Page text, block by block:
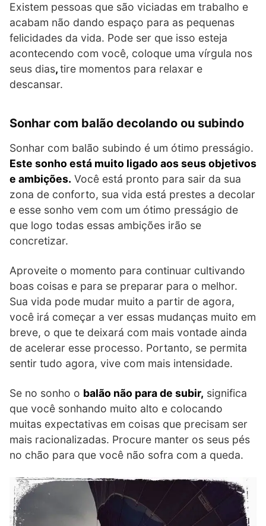
Existem pessoas que são viciadas em trabalho e
acabam não dando espaço para as pequenas
felicidades da vida. Pode ser que isso esteja
acontecendo com você, coloque uma vírgula nos
seus dias,tire momentos para relaxar e
descansar.
Sonhar com balão decolando ou subindo
Sonhar com balão subindo é um ótimo presságio.
Este sonho está muito ligado aos seus objetivos
e ambições. Você está pronto para sair da sua
zona de conforto, sua vida está prestes a decolar
e esse sonho vem com um ótimo presságio de
que logo todas essas ambições irão se
concretizar.
Aproveite o momento para continuar cultivando
boas coisas e para se preparar para o melhor.
Sua vida pode mudar muito a partir de agora,
você irá começar a ver essas mudanças muito em
breve, o que te deixará com mais vontade ainda
de acelerar esse processo. Portanto, se permita
sentir tudo agora, vive com mais intensidade.
Se no sonho o balão não para de subir, significa
que você sonhando muito alto e colocando
muitas expectativas em coisas que precisam ser
mais racionalizadas. Procure manter os seus pés
no chão para que você não sofra com a queda.